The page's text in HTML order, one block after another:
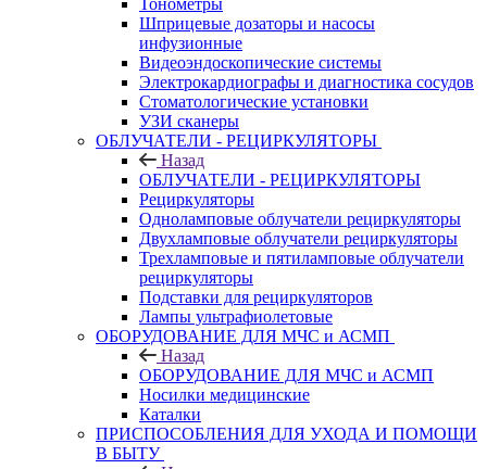
Шприцевые дозаторы и насосы
инфузионные
Видеоэндоскопические системы
Электрокардиографы и диагностика сосудов
Стоматологические установки
УЗИ сканеры
ОБЛУЧАТЕЛИ - РЕЦИРКУЛЯТОРЫ
Назад
ОБЛУЧАТЕЛИ - РЕЦИРКУЛЯТОРЫ
Рециркуляторы
Одноламповые облучатели рециркуляторы
Двухламповые облучатели рециркуляторы
Трехламповые и пятиламповые облучатели
рециркуляторы
Подставки для рециркуляторов
Лампы ультрафиолетовые
ОБОРУДОВАНИЕ ДЛЯ МЧС и АСМП
Назад
ОБОРУДОВАНИЕ ДЛЯ МЧС и АСМП
Носилки медицинские
Каталки
ПРИСПОСОБЛЕНИЯ ДЛЯ УХОДА И ПОМОЩИ
В БЫТУ